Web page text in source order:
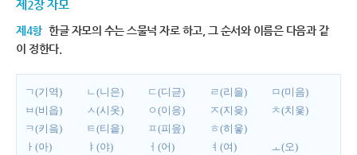
제2장 자모
제4항 한글 자모의 수는 스물넉 자로 하고, 그 순서와 이름은 다음과 같
이 정한다.
ㄱ(기역) ㄴ(니은) ㄷ(디귿) ㄹ(리을)
ㅁ(미음)
ㅂ(비읍)
ㅅ(시옷) ㅇ(이응) ㅈ(지읒)
ㅊ(치읓)
ㅋ(키읔)
ㅌ(티읕) ㅍ(피읖)
ㅎ(히읗)
ㅏ(아)
ㅑ(야) ㅓ(어) ㅕ(여)
ㅗ(오)